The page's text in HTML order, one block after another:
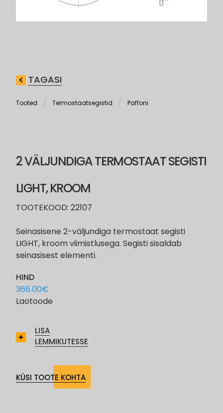
TAGASI
Tooted Termostaatsegistid Paffoni
2 VÄLJUNDIGA TERMOSTAAT SEGISTI
LIGHT, KROOM
TOOTEKOOD: 22107
Seinasisene 2-väljundiga termostaat segisti
LIGHT, kroom viimistlusega. Segisti sisaldab
seinasisest elementi.
HIND
366.00€
Laotoode
LISA
LEMMIKUTESSE
KÜSI TOOTE KOHTA